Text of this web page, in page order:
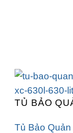
TỦ BẢO
Tủ Bảo